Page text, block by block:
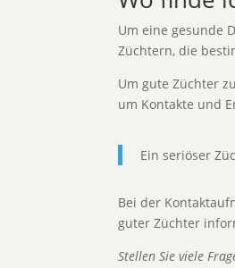
Um eine gesunde
Züchtern, die
Um gute Züchter
um Kontakte und
Ein seriöser
Bei der
guter Züchter
Stellen Sie viele